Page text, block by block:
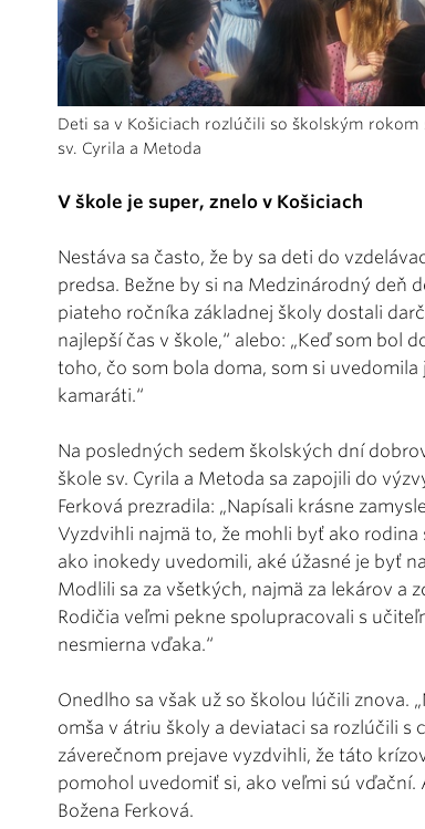
Deti sa v Košiciach rozlúčili so školským
sv. Cyrila a Metoda
V škole je super, znelo v Košiciach
Nestáva sa často, že by sa deti do
predsa. Bežne by si na Medzinárodný deň
piateho ročníka základnej školy dostali
najlepší čas v škole,“ alebo: „Keď som bol
toho, čo som bola doma, som si
kamaráti.“
Na posledných sedem školských dní
škole sv. Cyrila a Metoda sa zapojili do
Ferková prezradila: „Napísali krásne
Vyzdvihli najmä to, že mohli byť ako
ako inokedy uvedomili, aké úžasné je byť
Modlili sa za všetkých, najmä za lekárov a
Rodičia veľmi pekne spolupracovali s
nesmierna vďaka.“
Onedlho sa však už so školou lúčili znova.
omša v átriu školy a deviataci sa rozlúčili
záverečnom prejave vyzdvihli, že táto
pomohol uvedomiť si, ako veľmi sú vďační.
Božena Ferková.